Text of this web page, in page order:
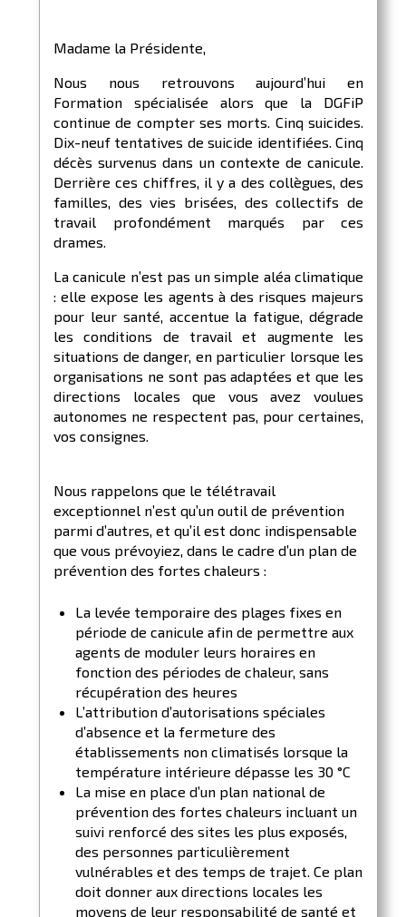
Madame la Présidente,
Nous nous retrouvons aujourd’hui en
Formation spécialisée alors que la DGFiP
continue de compter ses morts. Cinq suicides.
Dix-neuf tentatives de suicide identifiées. Cinq
décès survenus dans un contexte de canicule.
Derrière ces chiffres, il y a des collègues, des
familles, des vies brisées, des collectifs de
travail profondément marqués par ces
drames.
La canicule n’est pas un simple aléa climatique
: elle expose les agents à des risques majeurs
pour leur santé, accentue la fatigue, dégrade
les conditions de travail et augmente les
situations de danger, en particulier lorsque les
organisations ne sont pas adaptées et que les
directions locales que vous avez voulues
autonomes ne respectent pas, pour certaines,
vos consignes.
Nous rappelons que le télétravail
exceptionnel n’est qu’un outil de prévention
parmi d’autres, et qu’il est donc indispensable
que vous prévoyiez, dans le cadre d’un plan de
prévention des fortes chaleurs :
La levée temporaire des plages fixes en
période de canicule afin de permettre aux
agents de moduler leurs horaires en
fonction des périodes de chaleur, sans
récupération des heures
L’attribution d’autorisations spéciales
d’absence et la fermeture des
établissements non climatisés lorsque la
température intérieure dépasse les 30 °C
La mise en place d’un plan national de
prévention des fortes chaleurs incluant un
suivi renforcé des sites les plus exposés,
des personnes particulièrement
vulnérables et des temps de trajet. Ce plan
doit donner aux directions locales les
moyens de leur responsabilité de santé et